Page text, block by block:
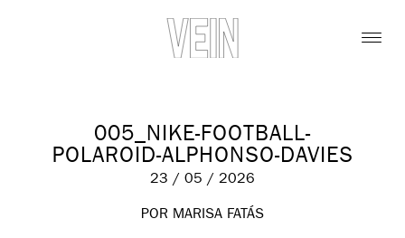
005_NIKE-FOOTBALL-
POLAROID-ALPHONSO-DAVIES
23 / 05 / 2026
POR MARISA FATÁS